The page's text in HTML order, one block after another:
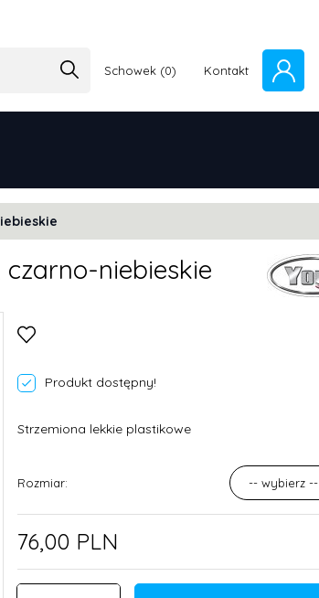
Schowek Kontakt
niebieskie
Produkt dostępny!
Strzemiona lekkie plastikowe
Rozmiar: -- wybierz --
76,00 PLN